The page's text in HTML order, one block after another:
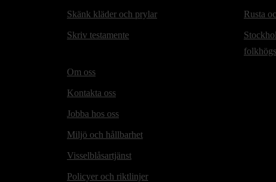
Skänk kläder och prylar
Skriv testamente
Rusta
Om oss
Kontakta oss
Jobba hos oss
Miljö och hållbarhet
Visselblåsartjänst
Policyer och riktlinjer